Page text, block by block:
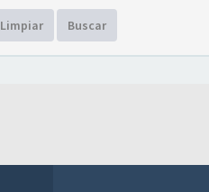
Limpiar Buscar